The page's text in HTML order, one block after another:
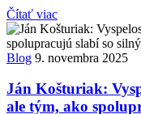
Čítať viac
Blog 9. novembra 2025
Ján Košturiak:
ale tým, ako